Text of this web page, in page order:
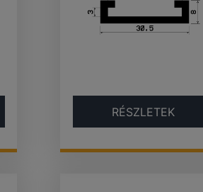
RÉSZLETEK